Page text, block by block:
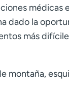
médicas
dado la
más
montaña,